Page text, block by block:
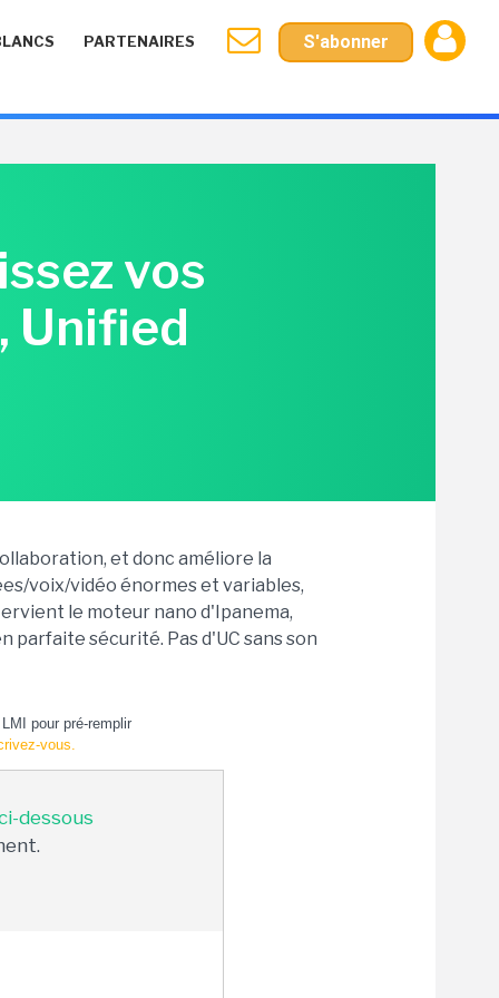
PARTENAIRES S'abonner
vos
Unified
et donc améliore la
voix/vidéo énormes et variables,
le moteur nano d'Ipanema,
sécurité. Pas d'UC sans son
pour pré-remplir
vous.
dessous